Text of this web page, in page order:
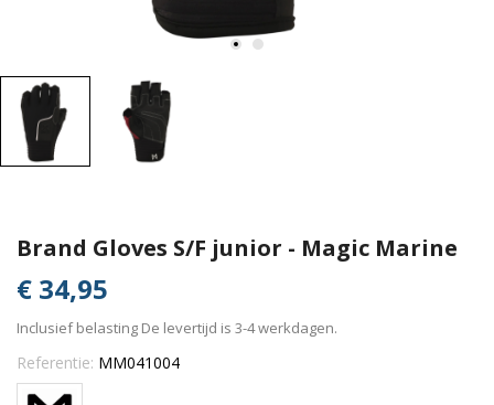
Brand Gloves S/F junior - Magic Marine
€ 34,95
Inclusief belasting De levertijd is 3-4 werkdagen.
Referentie: MM041004